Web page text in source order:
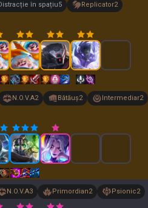
în spațiu5 Replicator2
N.O.V.A2 Bătăuș2 Intermediar2
N.O.V.A3 Primordian2 Psionic2